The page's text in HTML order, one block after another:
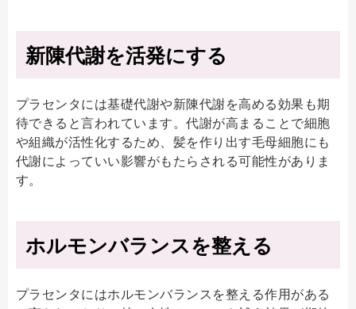
新陳代謝を活発にする
プラセンタには基礎代謝や新陳代謝を高める効果も期
待できると言われています。代謝が高まることで細胞
や組織が活性化するため、髪を作り出す毛母細胞にも
代謝によっていい影響がもたらされる可能性がありま
す。
ホルモンバランスを整える
プラセンタにはホルモンバランスを整える作用がある